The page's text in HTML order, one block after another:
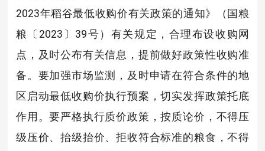
2023年稻谷最低收购价有关政策的通知》（国粮
粮〔2023〕39号）有关规定，合理布设收购网
点，及时公布有关信息，提前做好政策性收购准
备。要加强市场监测，及时申请在符合条件的地
区启动最低收购价执行预案，切实发挥政策托底
作用。要严格执行质价政策，按质论价，不得压
级压价、抬级抬价、拒收符合标准的粮食，不得